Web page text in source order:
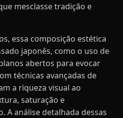
mesclasse tradição e
essa composição estética
japonês, como o uso de
abertos para evocar
técnicas avançadas de
a riqueza visual ao
saturação e
A análise detalhada dessas